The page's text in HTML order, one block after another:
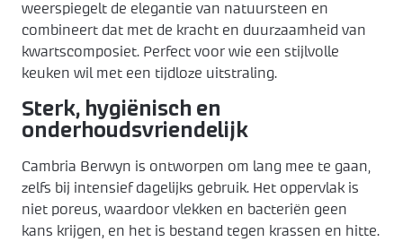
weerspiegelt de elegantie van natuursteen en
combineert dat met de kracht en duurzaamheid van
kwartscomposiet. Perfect voor wie een stijlvolle
keuken wil met een tijdloze uitstraling.
Sterk, hygiënisch en
onderhoudsvriendelijk
Cambria Berwyn is ontworpen om lang mee te gaan,
zelfs bij intensief dagelijks gebruik. Het oppervlak is
niet poreus, waardoor vlekken en bacteriën geen
kans krijgen, en het is bestand tegen krassen en hitte.